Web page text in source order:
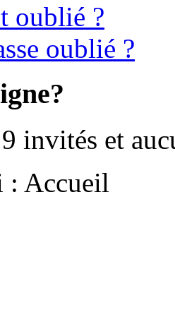
oublié ?
oublié ?
invités et
: Accueil